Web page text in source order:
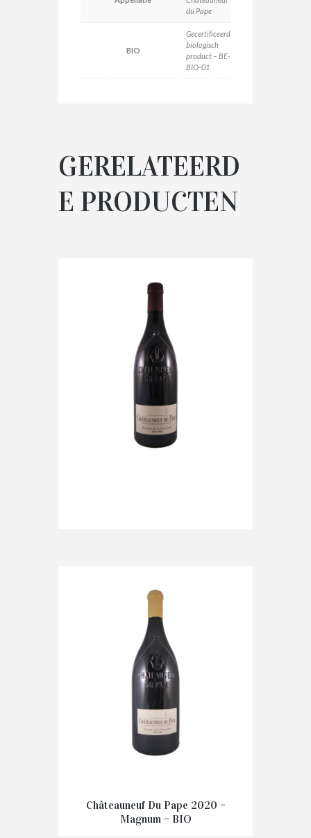
du Pape
BIO
Gecertificeerd
biologisch
product – BE-
BIO-01
GERELATEERD
E PRODUCTEN
IN WINKELMAND
Châteauneuf Du Pape 2020 –
Magnum – BIO